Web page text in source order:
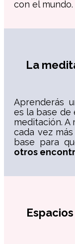
con el mundo.
La
Aprenderás
es la base de
meditación. A
cada vez
base para
otros